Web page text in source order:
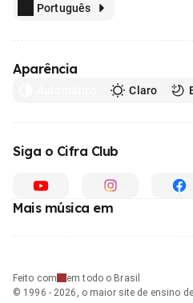
Português
Aparência
Claro
Siga o Cifra Club
Mais música em
Feito com
em todo o Brasil
© 1996 - 2026, o maior site de ensino